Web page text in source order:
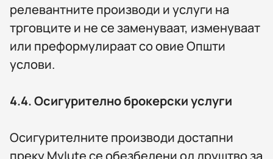
релевантните производи и услуги на
трговците и не се заменуваат, изменуваат
или преформулираат со овие Општи
услови.
4.4.Осигурително брокерски услуги
Осигурителните производи достапни
преку MyIute се обезбедени од друштво за